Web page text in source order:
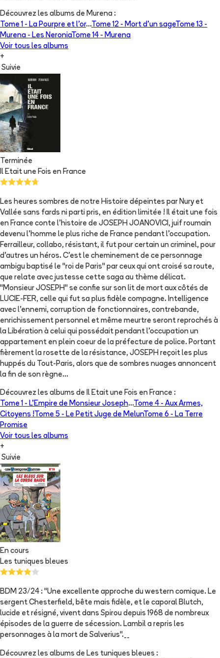
Découvrez les albums de Murena :
Tome 1 - La Pourpre et l'or...Tome 12 - Mort d'un sageTome 13 -
Murena - Les NeroniaTome 14 - Murena
Voir tous les albums
+
Suivie
Terminée
Il Etait une Fois en France
Les heures sombres de notre Histoire dépeintes par Nury et
Vallée sans fards ni parti pris, en édition limitée ! Il était une fois
en France conte l'histoire de JOSEPH JOANOVICI, juif roumain
devenu l'homme le plus riche de France pendant l'occupation.
Ferrailleur, collabo, résistant, il fut pour certain un criminel, pour
d'autres un héros. C'est le cheminement de ce personnage
ambigu baptisé le "roi de Paris" par ceux qui ont croisé sa route,
que relate avec justesse cette saga au thème délicat.
"Monsieur JOSEPH" se confie sur son lit de mort aux côtés de
LUCIE-FER, celle qui fut sa plus fidèle compagne. Intelligence
avec l'ennemi, corruption de fonctionnaires, contrebande,
enrichissement personnel et même meurtre seront reprochés à
la Libération à celui qui possédait pendant l'occupation un
appartement en plein coeur de la préfecture de police. Portant
fièrement la rosette de la résistance, JOSEPH reçoit les plus
huppés du Tout-Paris, alors que de sombres nuages annoncent
la fin de son règne...
Découvrez les albums de Il Etait une Fois en France :
Tome 1 - L'Empire de Monsieur Joseph...Tome 4 - Aux Armes,
Citoyens ! Tome 5 - Le Petit Juge de MelunTome 6 - La Terre
Promise
Voir tous les albums
+
Suivie
En cours
Les tuniques bleues
BDM 23/24 : "Une excellente approche du western comique. Le
sergent Chesterfield, bête mais fidèle, et le caporal Blutch,
lucide et résigné, vivent dans Spirou depuis 1968 de nombreux
épisodes de la guerre de sécession. Lambil a repris les
personnages à la mort de Salverius".__
Découvrez les albums de Les tuniques bleues :